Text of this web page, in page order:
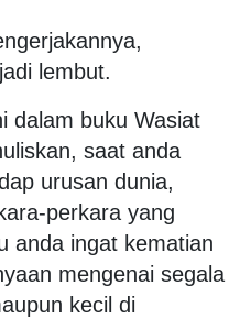
lembut.
dalam buku Wasiat
saat anda
urusan dunia,
perkara yang
anda ingat kematian
mengenai segala
kecil di